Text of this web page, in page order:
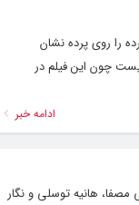
را روی پرده نشان
چون این فیلم در
ادامه خبر
مصفا، هانیه توسلی و نگار